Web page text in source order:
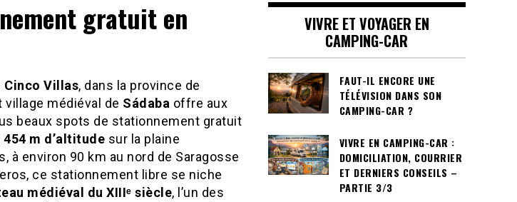
gratuit en
Cinco Villas, dans la province de
village médiéval de Sádaba offre aux
beaux spots de stationnement gratuit
454 m d’altitude sur la plaine
à environ 90 km au nord de Saragosse
ce stationnement libre se niche
médiéval du XIIIᵉ siècle, l’un des
VIVRE ET VOYAGER EN
CAMPING-CAR
FAUT-IL ENCORE UNE
TÉLÉVISION DANS SON
CAMPING-CAR ?
VIVRE EN CAMPING-CAR :
DOMICILIATION, COURRIER
ET DERNIERS CONSEILS –
PARTIE 3/3